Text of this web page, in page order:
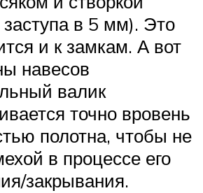
заступа в 5 мм). Это
и к замкам. А вот
навесов
валик
точно вровень
полотна, чтобы не
в процессе его
закрывания.